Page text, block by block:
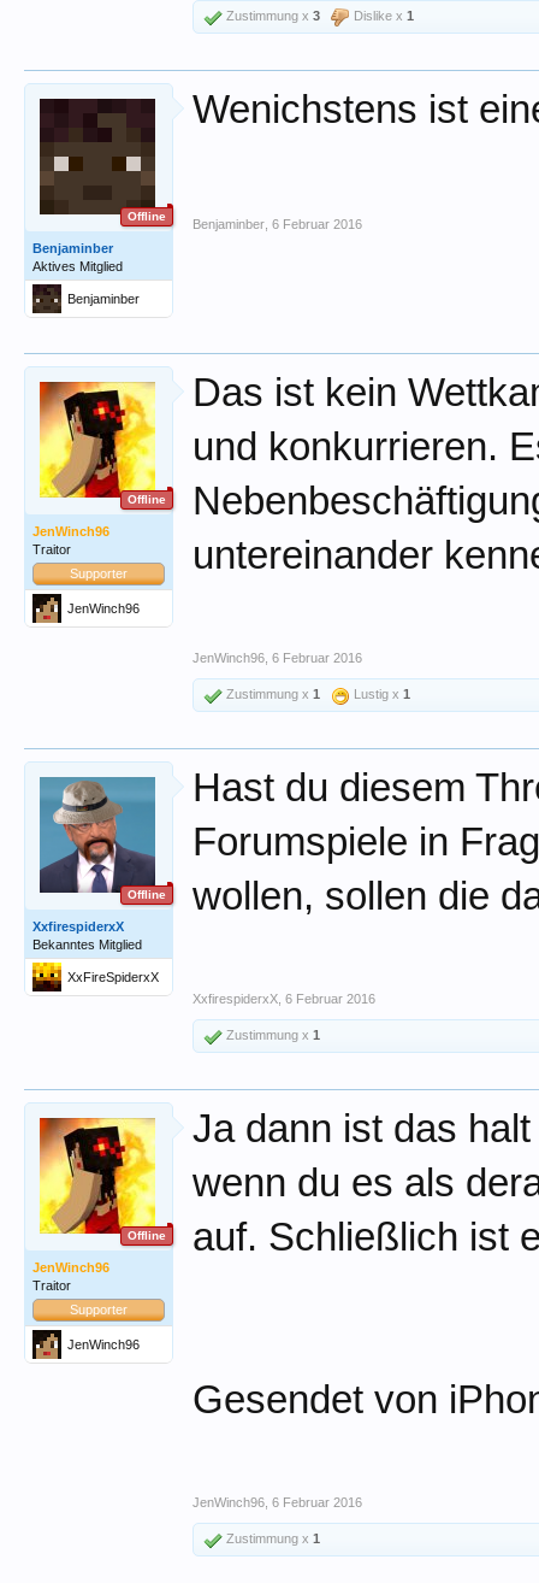
Zustimmung x 3 Dislike x 1
Offline
Benjaminber
Aktives Mitglied
Benjaminber
Wenichstens ist
Benjaminber 6 Februar 2016
Offline
JenWinch96
Traitor
Supporter
JenWinch96
Das ist kein
und konkurrieren.
untereinander
JenWinch96 6 Februar 2016
Zustimmung x 1 Lustig x 1
Offline
XxfirespiderxX
Bekanntes Mitglied
XxFireSpiderxX
Hast du diesem
Forumspiele in
wollen, sollen die
XxfirespiderxX 6 Februar 2016
Zustimmung x 1
Offline
JenWinch96
Traitor
Supporter
JenWinch96
Ja dann ist das
wenn du es als
auf. Schließlich ist
Gesendet von
JenWinch96 6 Februar 2016
Zustimmung x 1